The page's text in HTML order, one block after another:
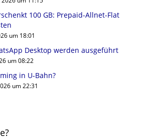
100 GB: Prepaid-Allnet-Flat
um 18:01
Desktop werden ausgeführt
um 08:22
in U-Bahn?
um 22:31